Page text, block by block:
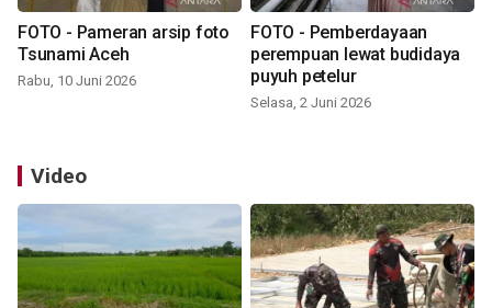
FOTO - Pameran arsip foto
Tsunami Aceh
Rabu, 10 Juni 2026
FOTO - Pemberdayaan
perempuan lewat budidaya
puyuh petelur
Selasa, 2 Juni 2026
Video